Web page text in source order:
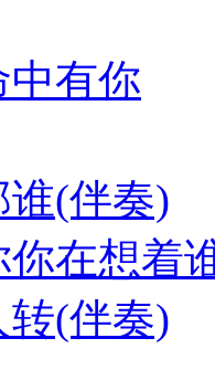
中有你
(伴奏)
在想着
转(伴奏)